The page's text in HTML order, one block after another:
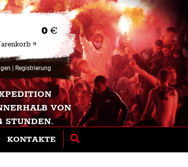
0 €
»
Registrierung
VON
STUNDEN.
KONTAKTE